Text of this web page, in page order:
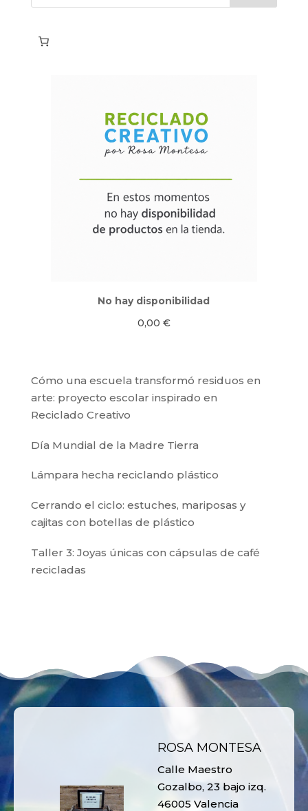
No hay disponibilidad
0,00 €
Cómo una escuela transformó residuos en
arte: proyecto escolar inspirado en
Reciclado Creativo
Día Mundial de la Madre Tierra
Lámpara hecha reciclando plástico
Cerrando el ciclo: estuches, mariposas y
cajitas con botellas de plástico
Taller 3: Joyas únicas con cápsulas de café
recicladas
ROSA MONTESA
Calle Maestro
Gozalbo, 23 bajo izq.
46005 Valencia